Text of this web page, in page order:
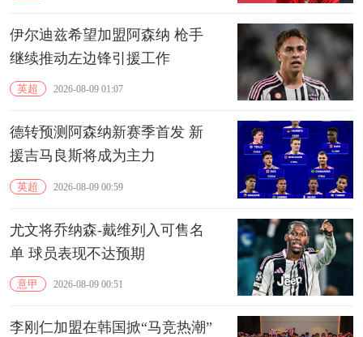
伊尔迪兹希望加盟阿森纳 枪手
继续推动左边锋引援工作
英超 2026-08-09 01:07
德转预测阿森纳新赛季首发 新
援吉马良斯将成为主力
英超 2026-08-09 00:59
尤文将乔纳森-戴维列入可售名
单 球员表现不达预期
意甲 2026-08-09 00:51
李刚仁加盟在韩国掀“马竞热潮”